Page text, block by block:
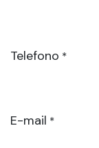
Telefono *
E-mail *